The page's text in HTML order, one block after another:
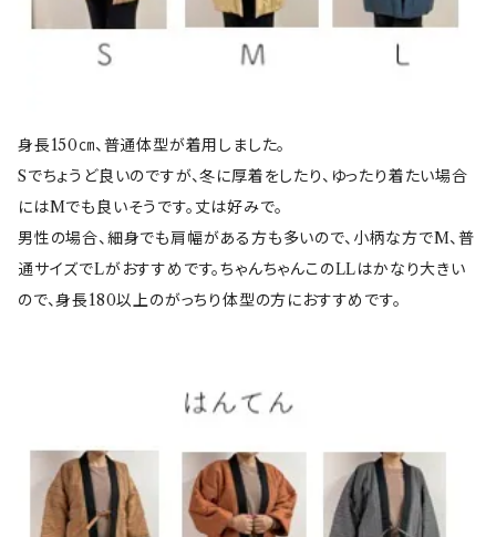
身長150㎝、普通体型が着用しました。
Sでちょうど良いのですが、冬に厚着をしたり、ゆったり着たい場合
にはMでも良いそうです。丈は好みで。
男性の場合、細身でも肩幅がある方も多いので、小柄な方でM、普
通サイズでLがおすすめです。ちゃんちゃんこのLLはかなり大きい
ので、身長180以上のがっちり体型の方におすすめです。